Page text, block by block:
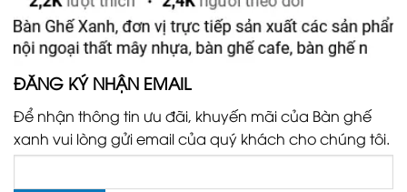
ĐĂNG KÝ NHẬN EMAIL
Để nhận thông tin ưu đãi, khuyến mãi của Bàn ghế
xanh vui lòng gửi email của quý khách cho chúng tôi.